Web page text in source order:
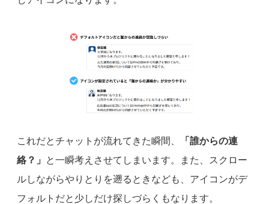
これだとチャットが流れてきた瞬間、
「誰からの連
絡？」
と一瞬考えさせてしまいます。また、スクロー
ルしながらやりとりを遡るときなども、アイコンがデ
フォルトだと少しだけ探しづらくもなります。